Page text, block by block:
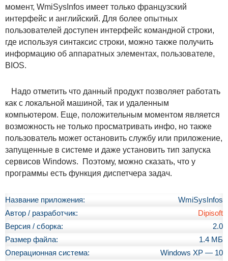
момент, WmiSysInfos имеет только французский
интерфейс и английский. Для более опытных
пользователей доступен интерфейс командной строки,
где используя синтаксис строки, можно также получить
информацию об аппаратных элементах, пользователе,
BIOS.
Надо отметить что данный продукт позволяет работать
как с локальной машиной, так и удаленным
компьютером. Еще, положительным моментом является
возможность не только просматривать инфо, но также
пользователь может остановить службу или приложение,
запущенные в системе и даже установить тип запуска
сервисов Windows. Поэтому, можно сказать, что у
программы есть функция диспетчера задач.
Название приложения:
WmiSysInfos
Автор / разработчик:
Dipisoft
Версия / сборка:
2.0
Размер файла:
1.4 МБ
Операционная система:
Windows XP — 10